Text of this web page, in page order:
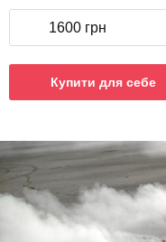
1600 грн
Купити для себе